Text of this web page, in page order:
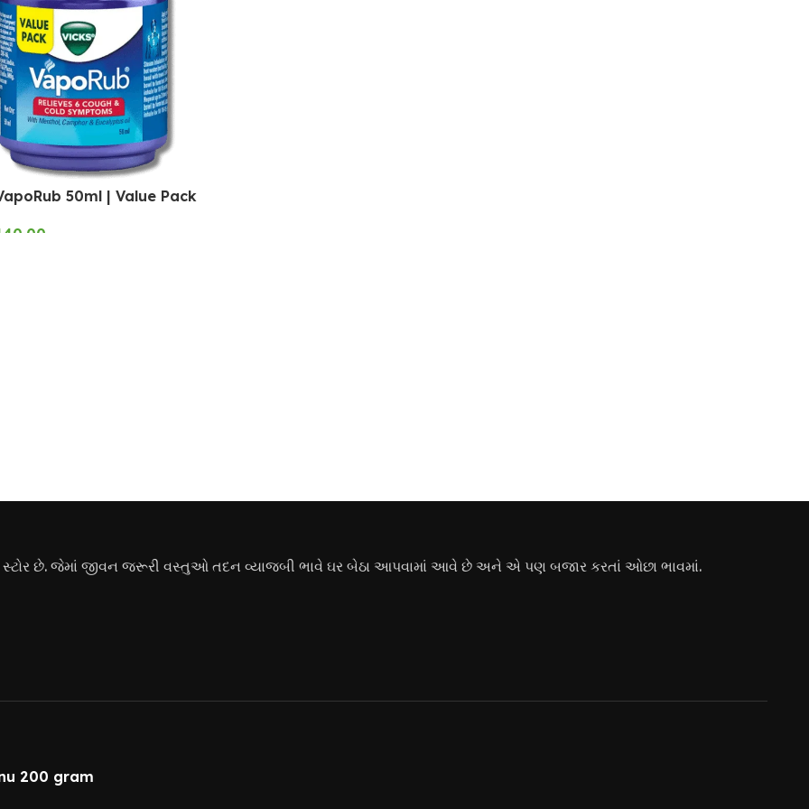
50ml | Value Pack
છે. જેમાં જીવન જરૂરી વસ્તુઓ તદન વ્યાજબી ભાવે ઘર બેઠા આપવામાં આવે છે અને એ પણ બજાર કરતાં ઓછા ભાવમાં.
200 gram